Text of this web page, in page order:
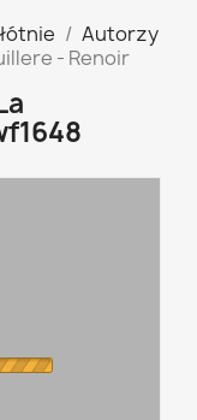
Autorzy
- Renoir